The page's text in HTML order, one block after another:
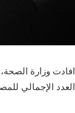
العدد الإجمالي للمصابين